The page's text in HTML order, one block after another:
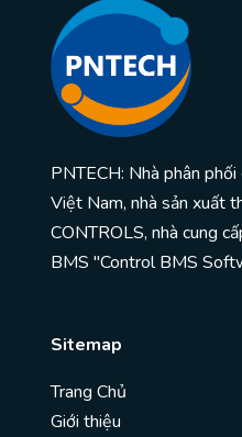
PNTECH: Nhà phân
Việt Nam, nhà sản xuất
CONTROLS, nhà cung
BMS "Control BMS
Sitemap
Trang Chủ
Giới thiệu